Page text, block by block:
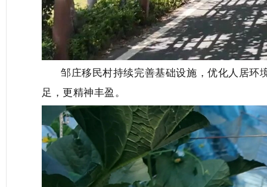
邹庄移民村持续完善基础设施，优化人居环
足，更精神丰盈。